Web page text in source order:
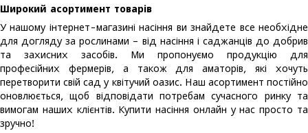
Широкий асортимент товарів
У нашому інтернет-магазині насіння ви знайдете все необхідне
для догляду за рослинами – від насіння і саджанців до добрив
та захисних засобів. Ми пропонуємо продукцію для
професійних фермерів, а також для аматорів, які хочуть
перетворити свій сад у квітучий оазис. Наш асортимент постійно
оновлюється, щоб відповідати потребам сучасного ринку та
вимогам наших клієнтів. Купити насіння онлайн у нас просто та
зручно!